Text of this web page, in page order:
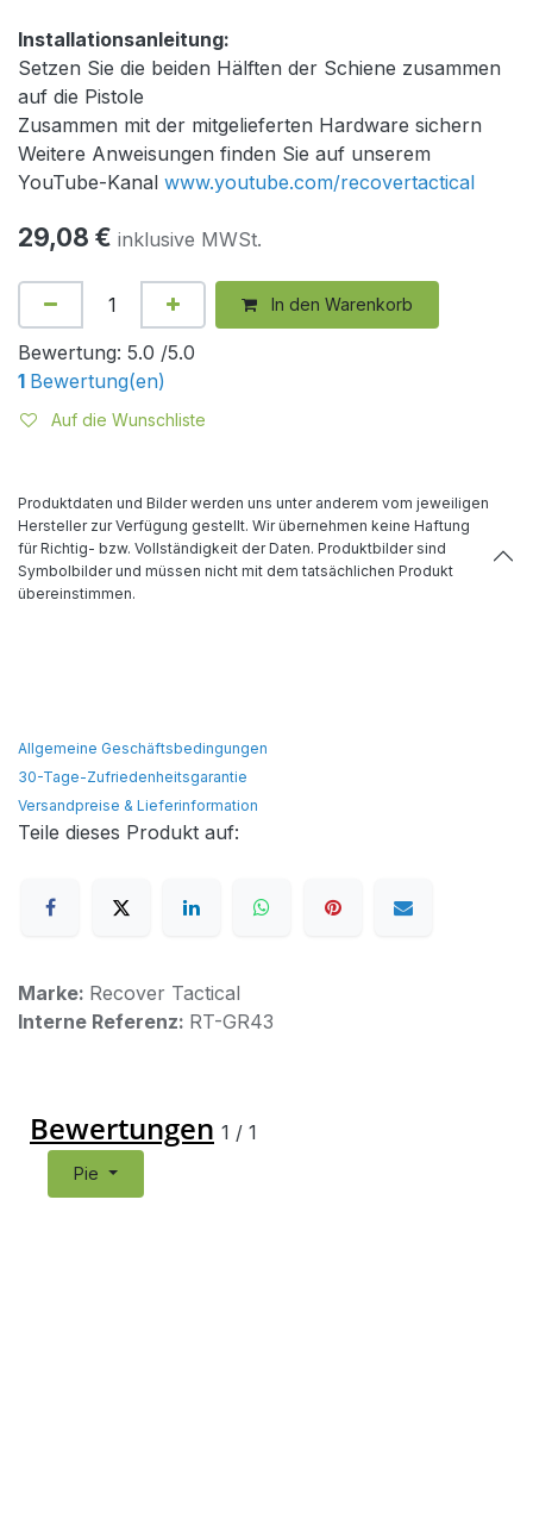
Installationsanleitung:
Setzen Sie die beiden Hälften der Schiene zusammen
auf die Pistole
Zusammen mit der mitgelieferten Hardware sichern
Weitere Anweisungen finden Sie auf unserem
YouTube-Kanal www.youtube.com/recovertactical
29,08 € inklusive MWSt.
In den Warenkorb
Bewertung: 5.0 /5.0
1 Bewertung(en)
Auf die Wunschliste
Produktdaten und Bilder werden uns unter anderem vom jeweiligen
Hersteller zur Verfügung gestellt. Wir übernehmen keine Haftung
für Richtig- bzw. Vollständigkeit der Daten. Produktbilder sind
Symbolbilder und müssen nicht mit dem tatsächlichen Produkt
übereinstimmen.
Allgemeine Geschäftsbedingungen
30-Tage-Zufriedenheitsgarantie
Versandpreise & Lieferinformation
Teile dieses Produkt auf:
Marke: Recover Tactical
Interne Referenz: RT-GR43
Bewertungen 1 / 1
Pie